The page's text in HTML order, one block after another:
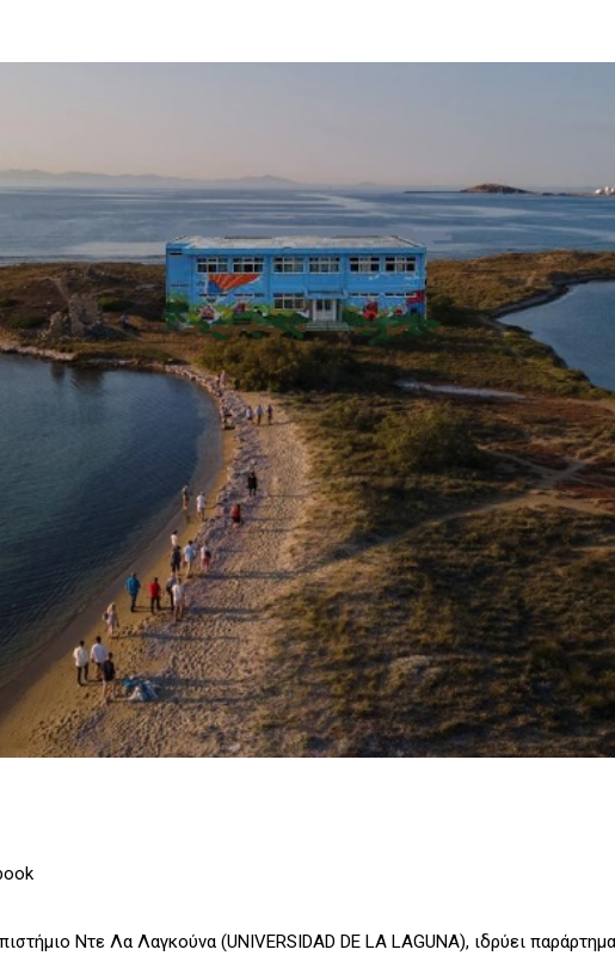
Ντε Λα Λαγκούνα (UNIVERSIDAD DE LA LAGUNA), ιδρύει